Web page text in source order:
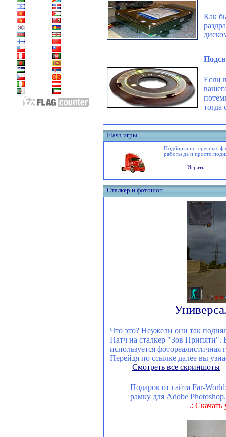
Как
Если
тогда
Flash игры
Подборка интересных
работы да и просто
Играть
Сталкер и фотошоп
Что это? Неужели они так
Патч на сталкер "Зов Припяти".
используется фотореалистичная
Перейдя по ссылке далее вы
Смотреть все скриншоты
Подарок от сайта Far-
рамку для Adobe Photoshop.
.: